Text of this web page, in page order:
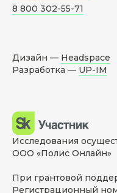
8 800 302-55-71
Дизайн — Headspace
Разработка — UP-IM
Исследования
ООО «Полис Онлайн»
При грантовой
Регистрационный